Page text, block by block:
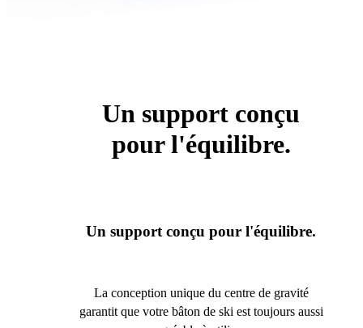
Un support conçu
pour l'équilibre.
Un support conçu pour l'équilibre.
La conception unique du centre de gravité
garantit que votre bâton de ski est toujours aussi